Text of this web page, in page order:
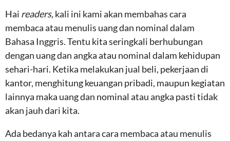
Hai readers,kali ini kami akan membahas cara
membaca atau menulis uang dan nominal dalam
Bahasa Inggris. Tentu kita seringkali berhubungan
dengan uang dan angka atau nominal dalam kehidupan
sehari-hari. Ketika melakukan jual beli, pekerjaan di
kantor, menghitung keuangan pribadi, maupun kegiatan
lainnya maka uang dan nominal atau angka pasti tidak
akan jauh dari kita.
Ada bedanya kah antara cara membaca atau menulis